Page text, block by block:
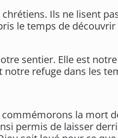
Ils ne lisent
le temps de
sentier. Elle est
notre refuge dans les
la mort
permis de laisser